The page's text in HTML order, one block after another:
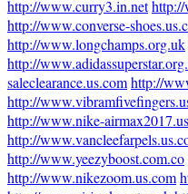
http://www.curry3.in.nethttp://
http://www.converse-
http://www.longchamps.org.uk
http://
saleclearance.us.comhttp://
http://
http://www.nike-
http://
http://www.yeezyboost.com.co
http://www.nikezoom.us.com